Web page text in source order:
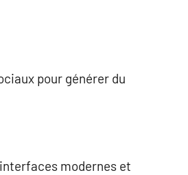
pour générer du
modernes et